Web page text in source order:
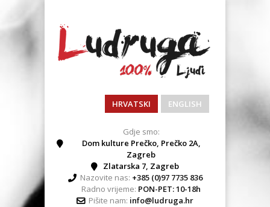
HRVATSKI ENGLISH
Gdje smo:
Dom kulture Prečko, Prečko 2A,
Zagreb
Zlatarska 7, Zagreb
Nazovite nas: +385 (0)97 7735 836
Radno vrijeme: PON-PET: 10-18h
Pišite nam: info@ludruga.hr